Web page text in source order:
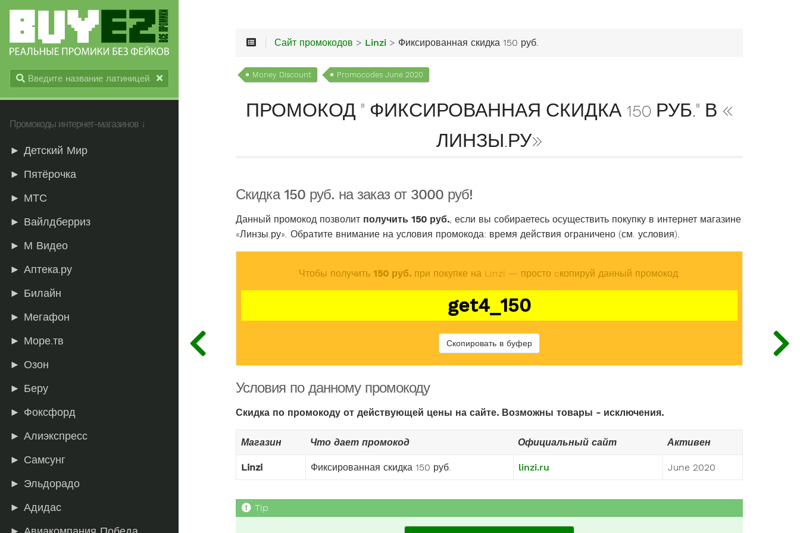
Промокоды интернет-магазинов ↓
► Детский Мир
► Пятёрочка
► МТС
► Вайлдберриз
► М Видео
► Аптека.ру
► Билайн
► Мегафон
► Море.тв
► Озон
► Беру
► Фоксфорд
► Алиэкспресс
► Самсунг
► Эльдорадо
► Адидас
Сайт промокодов > Linzi > Фиксированная скидка 150 руб.
Money Discount Promocodes June 2020
ПРОМОКОД " ФИКСИРОВАННАЯ СКИДКА 150 РУБ." В «
ЛИНЗЫ.РУ»
Скидка 150 руб. на заказ от 3000 руб!
Данный промокод позволит получить 150 руб. , если вы собираетесь осуществить покупку в интернет магазине
«Линзы.ру». Обратите внимание на условия промокода: время действия ограничено (см. условия).
Чтобы получить 150 руб.при покупке на Linzi — просто cкопируй данный промокод:
get4_150
Скопировать в буфер
Условия по данному промокоду
Скидка по промокоду от действующей цены на сайте. Возможны товары - исключения.
Магазин Что дает промокод Официальный сайт Активен
Linzi Фиксированная скидка 150 руб. linzi.ru June 2020